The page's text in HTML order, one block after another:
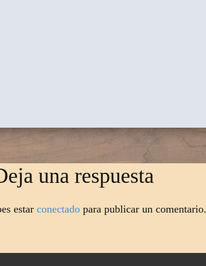
una respuesta
estar conectado para publicar un comentario.